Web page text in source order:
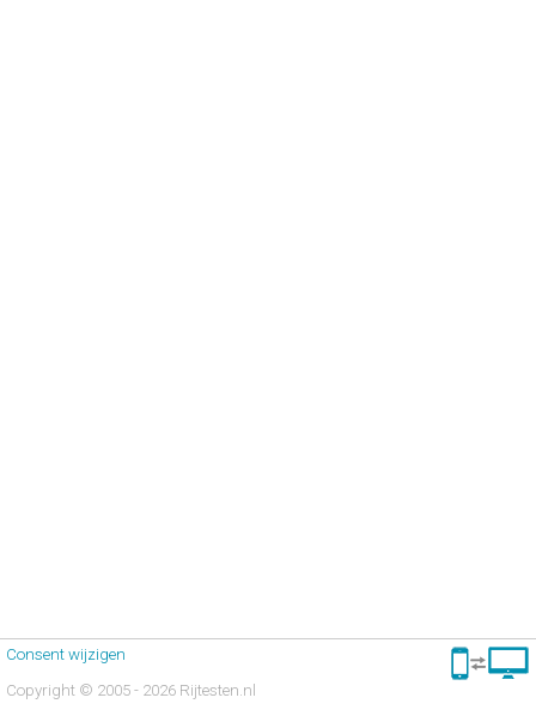
Consent wijzigen
Copyright © 2005 - 2026 Rijtesten.nl